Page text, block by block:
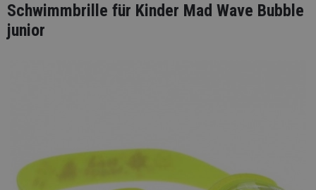
Schwimmbrille für Kinder Mad Wave Bubble
junior